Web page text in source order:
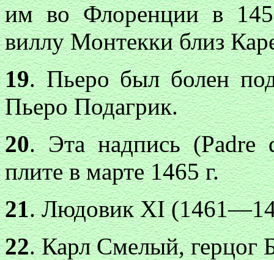
им во Флоренции в
виллу Монтекки близ
19. Пьеро был болен
Пьеро Подагрик.
20. Эта надпись (Padre
плите в марте 1465 г.
21. Людовик XI
22. Карл Смелый, герцог